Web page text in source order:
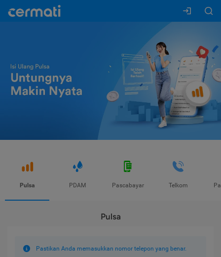
Pulsa PDAM Pascabayar Telkom
Pulsa
Pastikan Anda memasukkan nomor telepon yang benar.